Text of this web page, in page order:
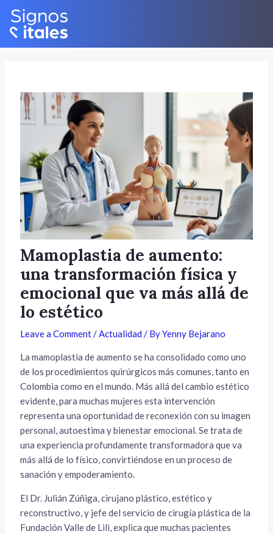
Skip
content
Mamoplastia de aumento:
una transformación física y
emocional que va más allá de
lo estético
Leave a Comment/Actualidad / ByYenny Bejarano
La mamoplastia de aumento se ha consolidado como uno
de los procedimientos quirúrgicos más comunes, tanto en
Colombia como en el mundo. Más allá del cambio estético
evidente, para muchas mujeres esta intervención
representa una oportunidad de reconexión con su imagen
personal, autoestima y bienestar emocional. Se trata de
una experiencia profundamente transformadora que va
más allá de lo físico, convirtiéndose en un proceso de
sanación y empoderamiento.
El Dr. Julián Zúñiga, cirujano plástico, estético y
reconstructivo, y jefe del servicio de cirugía plástica de la
Fundación Valle de Lili, explica que muchas pacientes
Post
navigation